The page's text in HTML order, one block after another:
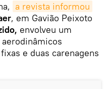
a revista informou
, em Gavião Peixoto
envolveu um
e duas carenagens